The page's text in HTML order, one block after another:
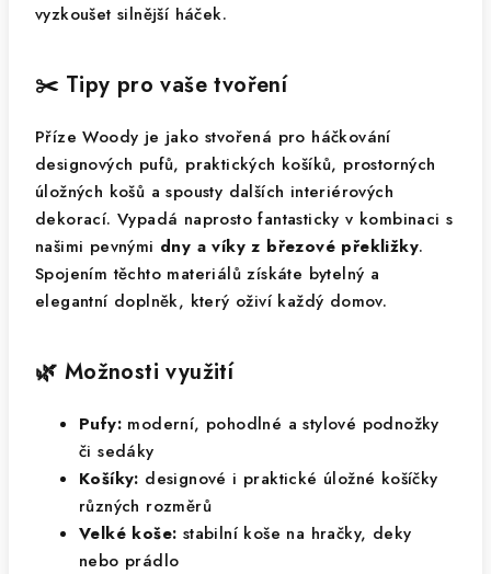
vyzkoušet silnější háček.
✂️ Tipy pro vaše tvoření
Příze Woody je jako stvořená pro háčkování
designových pufů, praktických košíků, prostorných
úložných košů a spousty dalších interiérových
dekorací. Vypadá naprosto fantasticky v kombinaci s
našimi pevnými dny a víky z březové překližky.
Spojením těchto materiálů získáte bytelný a
elegantní doplněk, který oživí každý domov.
🌿 Možnosti využití
Pufy: moderní, pohodlné a stylové podnožky
či sedáky
Košíky: designové i praktické úložné košíčky
různých rozměrů
Velké koše: stabilní koše na hračky, deky
nebo prádlo